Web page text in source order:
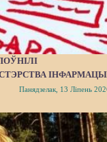
Панядзелак, 13 Ліпень